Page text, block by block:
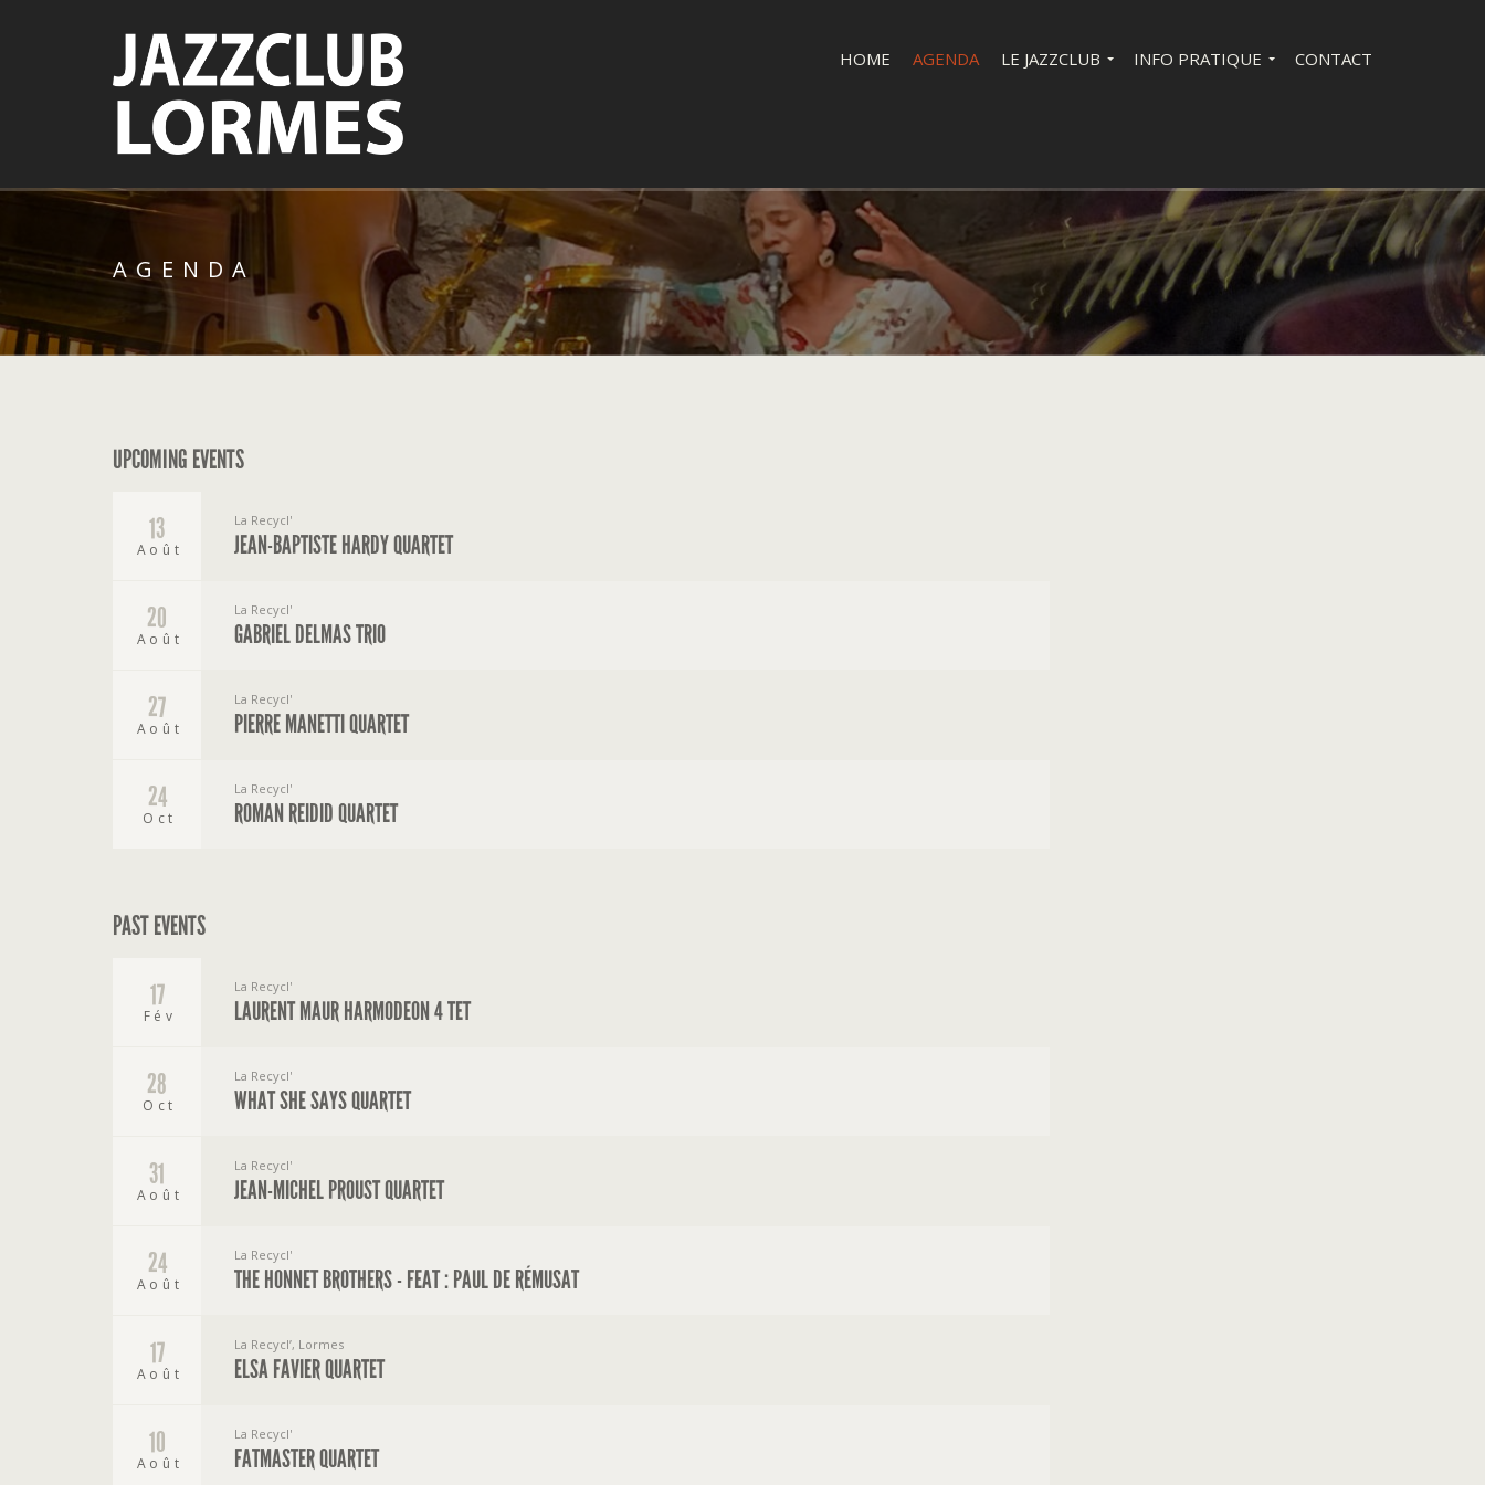
HOME AGENDA LE JAZZCLUB INFO PRATIQUE CONTACT
AGENDA
UPCOMING EVENTS
13
Août
La Recycl'
JEAN-BAPTISTE HARDY QUARTET
20
Août
La Recycl'
GABRIEL DELMAS TRIO
27
Août
La Recycl'
PIERRE MANETTI QUARTET
24
Oct
La Recycl'
ROMAN REIDID QUARTET
PAST EVENTS
17
Fév
La Recycl'
LAURENT MAUR HARMODEON 4 TET
28
Oct
La Recycl'
WHAT SHE SAYS QUARTET
31
Août
La Recycl'
JEAN-MICHEL PROUST QUARTET
24
Août
La Recycl'
THE HONNET BROTHERS - FEAT : PAUL DE RÉMUSAT
17
Août
La Recycl’, Lormes
ELSA FAVIER QUARTET
10
Août
La Recycl'
FATMASTER QUARTET